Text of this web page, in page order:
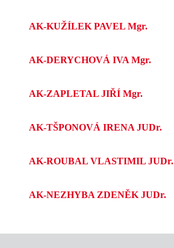
AK-KUŽÍLEK PAVEL Mgr.
AK-DERYCHOVÁ IVA Mgr.
AK-ZAPLETAL JIŘÍ Mgr.
AK-TŠPONOVÁ IRENA JUDr.
AK-ROUBAL VLASTIMIL JUDr.
AK-NEZHYBA ZDENĚK JUDr.